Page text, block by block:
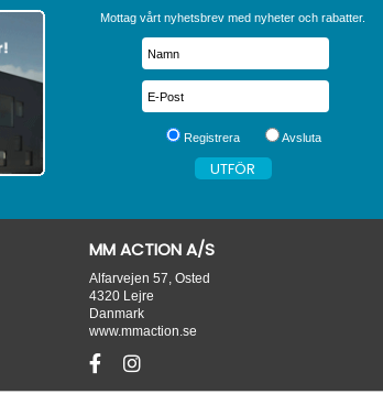
Mottag vårt nyhetsbrev med nyheter och rabatter.
Registrera Avsluta
MM ACTION A/S
Alfarvejen 57, Osted
4320 Lejre
Danmark
www.mmaction.se